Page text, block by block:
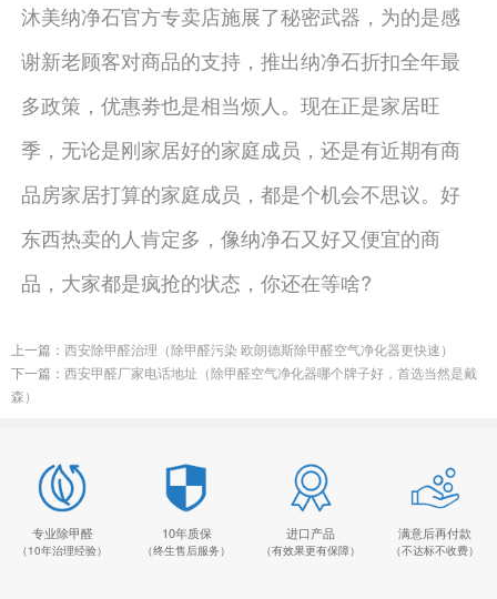
沐美纳净石官方专卖店施展了秘密武器，为的是感
谢新老顾客对商品的支持，推出纳净石折扣全年最
多政策，优惠劵也是相当烦人。现在正是家居旺
季，无论是刚家居好的家庭成员，还是有近期有商
品房家居打算的家庭成员，都是个机会不思议。好
东西热卖的人肯定多，像纳净石又好又便宜的商
品，大家都是疯抢的状态，你还在等啥?
上一篇： 西安除甲醛治理（除甲醛污染 欧朗德斯除甲醛空气净化器更快速）
下一篇： 西安甲醛厂家电话地址（除甲醛空气净化器哪个牌子好，首选当然是戴
森）
专业除甲醛
（10年治理经验）
10年质保
（终生售后服务）
进口产品
（有效果更有保障）
满意后再付款
（不达标不收费）